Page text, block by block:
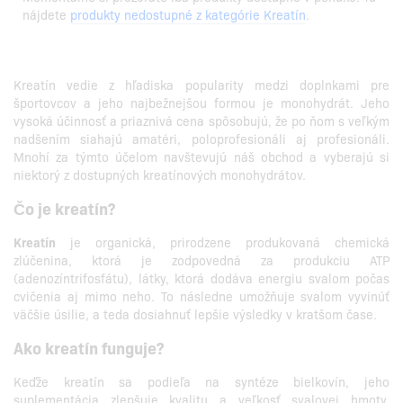
nájdete produkty nedostupné z kategórie Kreatín.
Kreatín vedie z hľadiska popularity medzi doplnkami pre
športovcov a jeho najbežnejšou formou je monohydrát. Jeho
vysoká účinnosť a priaznivá cena spôsobujú, že po ňom s veľkým
nadšením siahajú amatéri, poloprofesionáli aj profesionáli.
Mnohí za týmto účelom navštevujú náš obchod a vyberajú si
niektorý z dostupných kreatínových monohydrátov.
Čo je kreatín?
Kreatín je organická, prirodzene produkovaná chemická
zlúčenina, ktorá je zodpovedná za produkciu ATP
(adenozíntrifosfátu), látky, ktorá dodáva energiu svalom počas
cvičenia aj mimo neho. To následne umožňuje svalom vyvinúť
väčšie úsilie, a teda dosiahnuť lepšie výsledky v kratšom čase.
Ako kreatín funguje?
Keďže kreatín sa podieľa na syntéze bielkovín, jeho